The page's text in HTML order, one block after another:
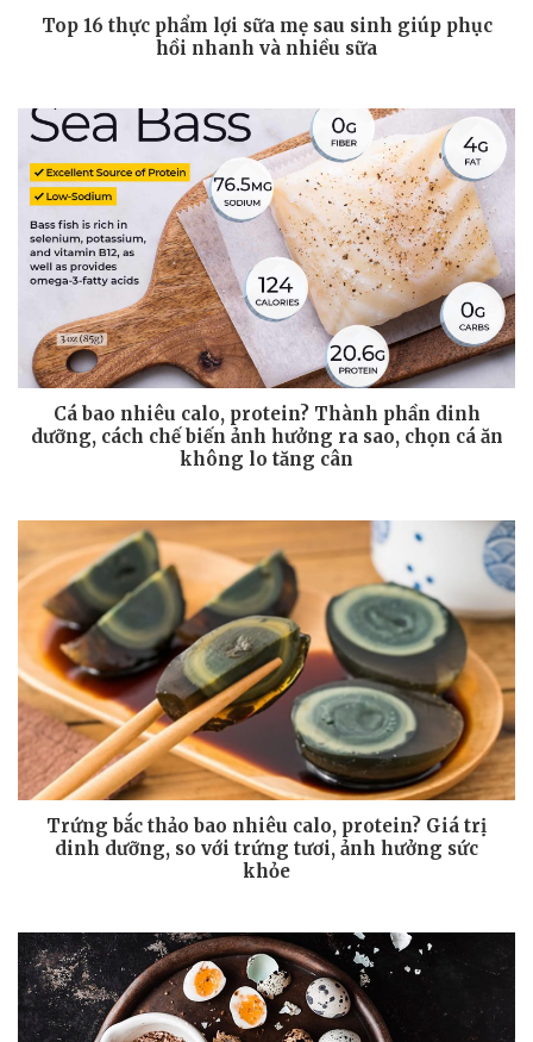
Top 16 thực phẩm lợi sữa mẹ sau sinh giúp phục
hồi nhanh và nhiều sữa
Cá bao nhiêu calo, protein? Thành phần dinh
dưỡng, cách chế biến ảnh hưởng ra sao, chọn cá ăn
không lo tăng cân
Trứng bắc thảo bao nhiêu calo, protein? Giá trị
dinh dưỡng, so với trứng tươi, ảnh hưởng sức
khỏe